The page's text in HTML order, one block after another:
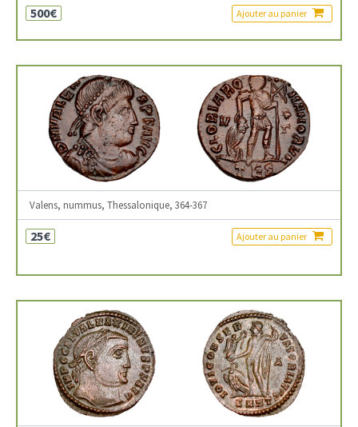
500€ Ajouter au panier
Valens, nummus, Thessalonique, 364-367
25€ Ajouter au panier